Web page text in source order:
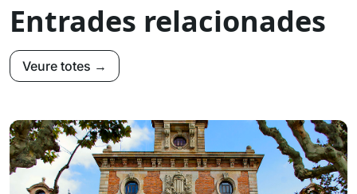
Entrades relacionades
Veure totes →